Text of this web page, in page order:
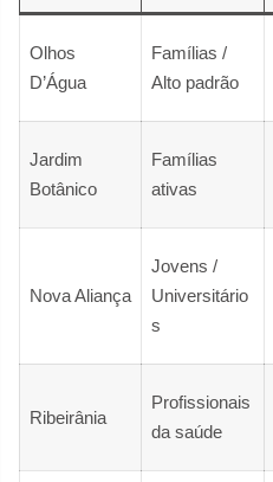
Olhos
D’Água
Famílias /
Alto padrão
Jardim
Botânico
Famílias
ativas
Nova Aliança
Jovens /
Universitário
s
Ribeirânia
Profissionais
da saúde